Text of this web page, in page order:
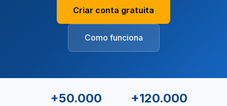
Criar conta gratuita
Como funciona
+50.000 +120.000